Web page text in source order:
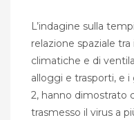
L’indagine sulla
relazione spaziale
climatiche e di
alloggi e trasporti, e
2, hanno dimostrato
trasmesso il virus a